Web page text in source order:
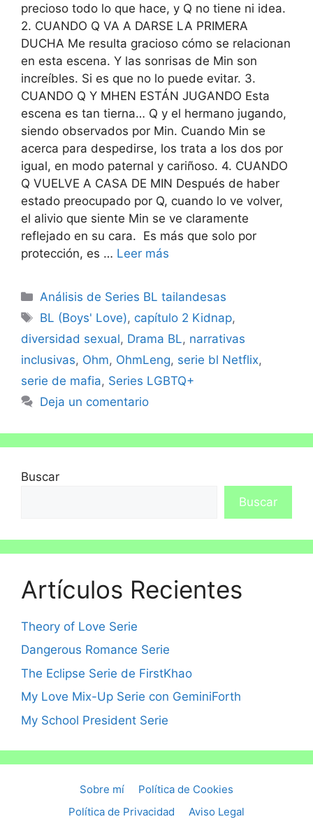
precioso todo lo que hace, y Q no tiene ni idea.
2. CUANDO Q VA A DARSE LA PRIMERA
DUCHA Me resulta gracioso cómo se relacionan
en esta escena. Y las sonrisas de Min son
increíbles. Si es que no lo puede evitar. 3.
CUANDO Q Y MHEN ESTÁN JUGANDO Esta
escena es tan tierna… Q y el hermano jugando,
siendo observados por Min. Cuando Min se
acerca para despedirse, los trata a los dos por
igual, en modo paternal y cariñoso. 4. CUANDO
Q VUELVE A CASA DE MIN Después de haber
estado preocupado por Q, cuando lo ve volver,
el alivio que siente Min se ve claramente
reflejado en su cara. Es más que solo por
protección, es … Leer más
Análisis de Series BL tailandesas
BL (Boys' Love), capítulo 2 Kidnap,
diversidad sexual, Drama BL, narrativas
inclusivas, Ohm, OhmLeng, serie bl Netflix,
serie de mafia, Series LGBTQ+
Deja un comentario
Buscar
Buscar
Artículos Recientes
Theory of Love Serie
Dangerous Romance Serie
The Eclipse Serie de FirstKhao
My Love Mix-Up Serie con GeminiForth
My School President Serie
Sobre mí
Política de Cookies
Política de Privacidad
Aviso Legal